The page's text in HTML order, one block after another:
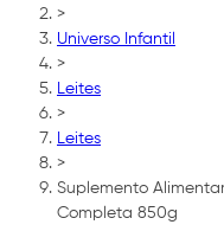
>
Universo Infantil
>
Leites
>
Leites
>
Suplemento
Completa 850g